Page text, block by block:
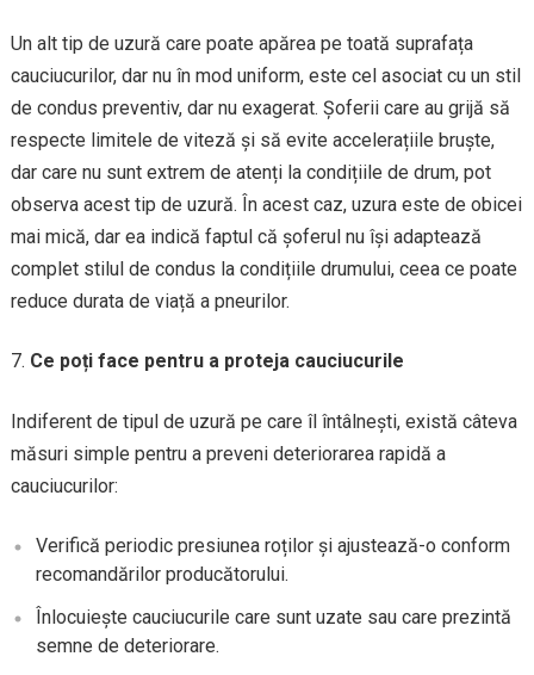
Un alt tip de uzură care poate apărea pe toată suprafața
cauciucurilor, dar nu în mod uniform, este cel asociat cu un stil
de condus preventiv, dar nu exagerat. Șoferii care au grijă să
respecte limitele de viteză și să evite accelerațiile bruște,
dar care nu sunt extrem de atenți la condițiile de drum, pot
observa acest tip de uzură. În acest caz, uzura este de obicei
mai mică, dar ea indică faptul că șoferul nu își adaptează
complet stilul de condus la condițiile drumului, ceea ce poate
reduce durata de viață a pneurilor.
Ce poți face pentru a proteja cauciucurile
Indiferent de tipul de uzură pe care îl întâlnești, există câteva
măsuri simple pentru a preveni deteriorarea rapidă a
cauciucurilor:
Verifică periodic presiunea roților și ajustează-o conform
recomandărilor producătorului.
Înlocuiește cauciucurile care sunt uzate sau care prezintă
semne de deteriorare.